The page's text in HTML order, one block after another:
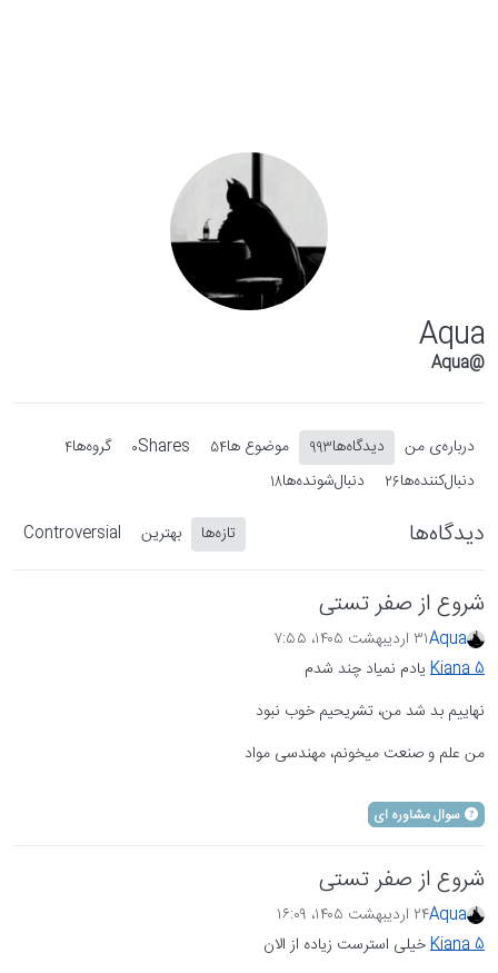
Aqua
@Aqua
درباره‌‌ی من دیدگاه‌ها993 موضوع ها54
Shares
0 گروه‌ها4
دنبال‌کننده‌ها26 دنبال‌شونده‌ها18
دیدگاه‌ها تازه‌ها بهترین Controversial
شروع از صفر تستی
Aqua۳۱ اردیبهشت ۱۴۰۵،‏ ۷:۵۵
Kiana 5 یادم نمیاد چند شدم
نهاییم بد شد من، تشریحیم خوب نبود
من علم و صنعت میخونم، مهندسی مواد
سوال مشاوره ای
شروع از صفر تستی
Aqua۲۴ اردیبهشت ۱۴۰۵،‏ ۱۶:۰۹
Kiana 5خیلی استرست زیاده از الان